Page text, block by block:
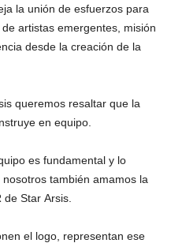
la unión de esfuerzos para
artistas emergentes, misión
desde la creación de la
queremos resaltar que la
en equipo.
es fundamental y lo
también amamos la
Star Arsis.
el logo, representan ese